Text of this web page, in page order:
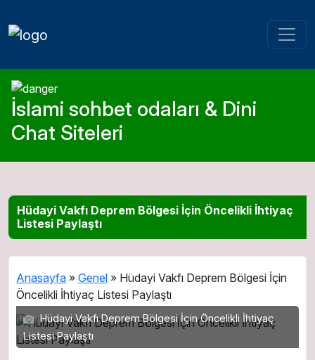
İslami sohbet odaları & Dini
Chat Siteleri
Hüdayi Vakfı Deprem Bölgesi İçin Öncelikli İhtiyaç
Listesi Paylaştı
Anasayfa » Genel » Hüdayi Vakfı Deprem Bölgesi İçin
Öncelikli İhtiyaç Listesi Paylaştı
Hüdayi Vakfı Deprem Bölgesi İçin Öncelikli İhtiyaç
Listesi Paylaştı